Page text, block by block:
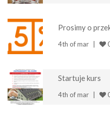
Prosimy o
4th of mar
Startuje kurs
4th of mar